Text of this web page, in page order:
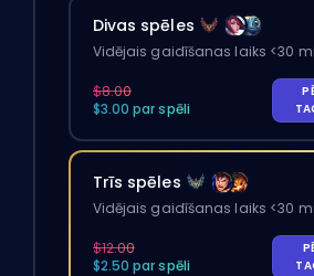
Divas spēles
Vidējais gaidīšanas laiks <30
$8.00
$3.00 par spēli
Trīs spēles
Vidējais gaidīšanas laiks <30
$12.00
$2.50 par spēli